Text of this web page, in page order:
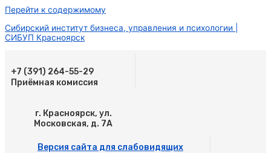
Перейти к содержимому
Сибирский институт бизнеса, управления и психологии |
СИБУП Красноярск
+7 (391) 264-55-29
Приёмная комиссия
г. Красноярск, ул.
Московская, д. 7А
Версия сайта для слабовидящих